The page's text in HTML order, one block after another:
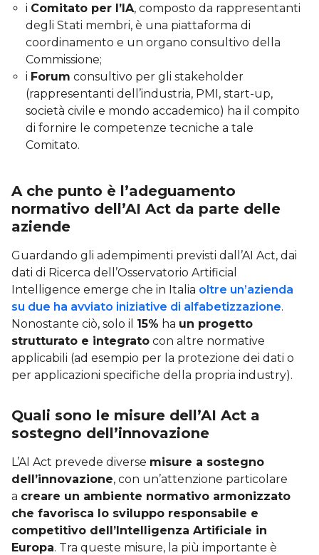
i Comitato per l’IA, composto da rappresentanti
degli Stati membri, è una piattaforma di
coordinamento e un organo consultivo della
Commissione;
i Forum consultivo per gli stakeholder
(rappresentanti dell’industria, PMI, start-up,
società civile e mondo accademico) ha il compito
di fornire le competenze tecniche a tale
Comitato.
A che punto è l’adeguamento
normativo dell’AI Act da parte delle
aziende
Guardando gli adempimenti previsti dall’AI Act, dai
dati di Ricerca dell’Osservatorio Artificial
Intelligence emerge che in Italia oltre un’azienda
su due ha avviato iniziative di alfabetizzazione.
Nonostante ciò, solo il 15% ha un progetto
strutturato e integrato con altre normative
applicabili (ad esempio per la protezione dei dati o
per applicazioni specifiche della propria industry).
Quali sono le misure dell’AI Act a
sostegno dell’innovazione
L’AI Act prevede diverse misure a sostegno
dell’innovazione, con un’attenzione particolare
a creare un ambiente normativo armonizzato
che favorisca lo sviluppo responsabile e
competitivo dell’Intelligenza Artificiale in
Europa. Tra queste misure, la più importante è